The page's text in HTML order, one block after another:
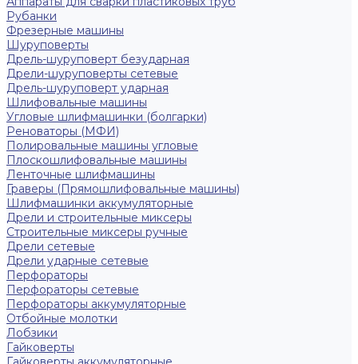
Рубанки
Фрезерные машины
Шуруповерты
Дрель-шуруповерт безударная
Дрели-шуруповерты сетевые
Дрель-шуруповерт ударная
Шлифовальные машины
Угловые шлифмашинки (болгарки)
Реноваторы (МФИ)
Полировальные машины угловые
Плоскошлифовальные машины
Ленточные шлифмашины
Граверы (Прямошлифовальные машины)
Шлифмашинки аккумуляторные
Дрели и строительные миксеры
Строительные миксеры ручные
Дрели сетевые
Дрели ударные сетевые
Перфораторы
Перфораторы сетевые
Перфораторы аккумуляторные
Отбойные молотки
Лобзики
Гайковерты